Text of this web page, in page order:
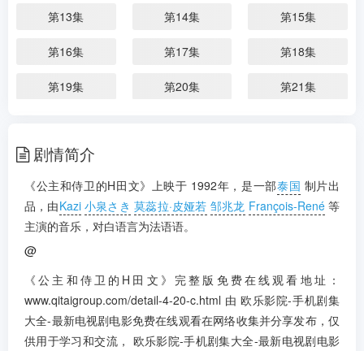
第13集 第14集 第15集
第16集 第17集 第18集
第19集 第20集 第21集
第25集
剧情简介
《公主和侍卫的H田文》上映于 1992年，是一部泰国 制片出
品，由Kazi 小泉さき 莫蕊拉·皮娅若 邹兆龙 François-René等
主演的音乐，对白语言为法语语。
@
《公主和侍卫的H田文》完整版免费在线观看地址：
www.qitaigroup.com/detail-4-20-c.html 由 欧乐影院-手机剧集
大全-最新电视剧电影免费在线观看在网络收集并分享发布，仅
供用于学习和交流， 欧乐影院-手机剧集大全-最新电视剧电影